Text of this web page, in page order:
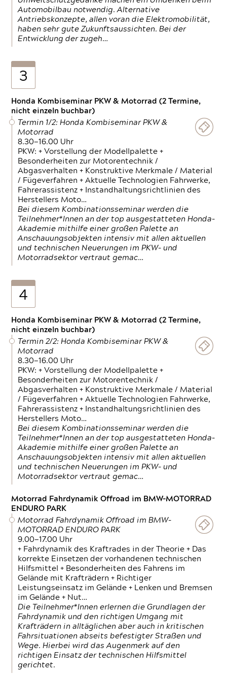
Automobilbau notwendig. Alternative
Antriebskonzepte, allen voran die Elektromobilität,
haben sehr gute Zukunftsaussichten. Bei der
Entwicklung der zugeh…
3
Honda Kombiseminar PKW & Motorrad (2 Termine,
nicht einzeln buchbar)
Termin 1/2: Honda Kombiseminar PKW &
Motorrad
8.30—16.00 Uhr
PKW: + Vorstellung der Modellpalette +
Besonderheiten zur Motorentechnik /
Abgasverhalten + Konstruktive Merkmale / Material
/ Fügeverfahren + Aktuelle Technologien Fahrwerke,
Fahrerassistenz + Instandhaltungsrichtlinien des
Herstellers Moto…
Bei diesem Kombinationsseminar werden die
Teilnehmer*Innen an der top ausgestatteten Honda-
Akademie mithilfe einer großen Palette an
Anschauungsobjekten intensiv mit allen aktuellen
und technischen Neuerungen im PKW- und
Motorradsektor vertraut gemac…
4
Honda Kombiseminar PKW & Motorrad (2 Termine,
nicht einzeln buchbar)
Termin 2/2: Honda Kombiseminar PKW &
Motorrad
8.30—16.00 Uhr
PKW: + Vorstellung der Modellpalette +
Besonderheiten zur Motorentechnik /
Abgasverhalten + Konstruktive Merkmale / Material
/ Fügeverfahren + Aktuelle Technologien Fahrwerke,
Fahrerassistenz + Instandhaltungsrichtlinien des
Herstellers Moto…
Bei diesem Kombinationsseminar werden die
Teilnehmer*Innen an der top ausgestatteten Honda-
Akademie mithilfe einer großen Palette an
Anschauungsobjekten intensiv mit allen aktuellen
und technischen Neuerungen im PKW- und
Motorradsektor vertraut gemac…
Motorrad Fahrdynamik Offroad im BMW-MOTORRAD
ENDURO PARK
Motorrad Fahrdynamik Offroad im BMW-
MOTORRAD ENDURO PARK
9.00—17.00 Uhr
+ Fahrdynamik des Kraftrades in der Theorie + Das
korrekte Einsetzen der vorhandenen technischen
Hilfsmittel + Besonderheiten des Fahrens im
Gelände mit Krafträdern + Richtiger
Leistungseinsatz im Gelände + Lenken und Bremsen
im Gelände + Nut…
Die Teilnehmer*Innen erlernen die Grundlagen der
Fahrdynamik und den richtigen Umgang mit
Krafträdern in alltäglichen aber auch in kritischen
Fahrsituationen abseits befestigter Straßen und
Wege. Hierbei wird das Augenmerk auf den
richtigen Einsatz der technischen Hilfsmittel
gerichtet.